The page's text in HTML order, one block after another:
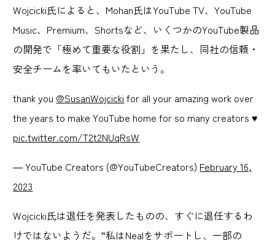
Wojcicki氏によると、Mohan氏はYouTube TV、YouTube
Music、Premium、Shortsなど、いくつかのYouTube製品
の開発で「極めて重要な役割」を果たし、同社の信頼・
安全チームを率いてもいたという。
thank you @SusanWojcicki for all your amazing work over
the years to make YouTube home for so many creators ♥️
pic.twitter.com/T2t2NUqRsW
— YouTube Creators (@YouTubeCreators) February 16,
2023
Wojcicki氏は退任を発表したものの、すぐに退任するわ
けではないようだ。”私はNealをサポートし、一部の